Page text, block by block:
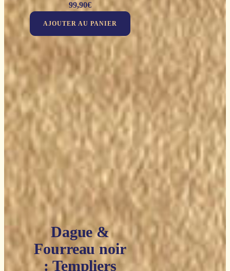
99,90€
AJOUTER AU PANIER
Dague &
Fourreau noir
: Templiers